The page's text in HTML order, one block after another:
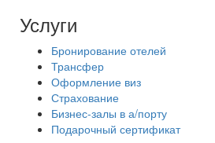
Услуги
Бронирование отелей
Трансфер
Оформление виз
Страхование
Бизнес-залы в а/порту
Подарочный сертификат